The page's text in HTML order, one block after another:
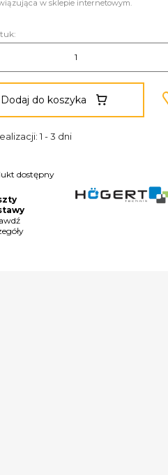
w sklepie internetowym.
Dodaj do koszyka
1 - 3 dni
dostępny